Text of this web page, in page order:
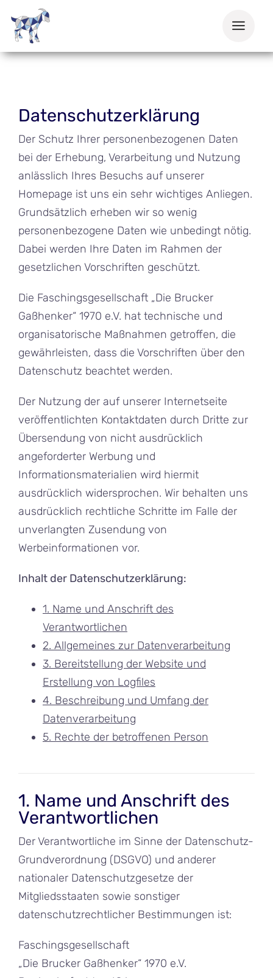
Inhalt
springen
Datenschutzerklärung
Der Schutz Ihrer personenbezogenen Daten
bei der Erhebung, Verarbeitung und Nutzung
anlässlich Ihres Besuchs auf unserer
Homepage ist uns ein sehr wichtiges Anliegen.
Grundsätzlich erheben wir so wenig
personenbezogene Daten wie unbedingt nötig.
Dabei werden Ihre Daten im Rahmen der
gesetzlichen Vorschriften geschützt.
Die Faschingsgesellschaft „Die Brucker
Gaßhenker“ 1970 e.V. hat technische und
organisatorische Maßnahmen getroffen, die
gewährleisten, dass die Vorschriften über den
Datenschutz beachtet werden.
Der Nutzung der auf unserer Internetseite
veröffentlichten Kontaktdaten durch Dritte zur
Übersendung von nicht ausdrücklich
angeforderter Werbung und
Informationsmaterialien wird hiermit
ausdrücklich widersprochen. Wir behalten uns
ausdrücklich rechtliche Schritte im Falle der
unverlangten Zusendung von
Werbeinformationen vor.
Inhalt der Datenschutzerklärung:
1. Name und Anschrift des
Verantwortlichen
2. Allgemeines zur Datenverarbeitung
3. Bereitstellung der Website und
Erstellung von Logfiles
4. Beschreibung und Umfang der
Datenverarbeitung
5. Rechte der betroffenen Person
1. Name und Anschrift des
Verantwortlichen
Der Verantwortliche im Sinne der Datenschutz-
Grundverordnung (DSGVO) und anderer
nationaler Datenschutzgesetze der
Mitgliedsstaaten sowie sonstiger
datenschutzrechtlicher Bestimmungen ist:
Faschingsgesellschaft
„Die Brucker Gaßhenker“ 1970 e.V.